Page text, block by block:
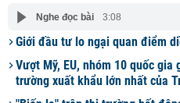
Nghe đọc bài 3:08
Giới đầu tư lo ngại quan điểm
Vượt Mỹ, EU, nhóm 10 quốc
trường xuất khẩu lớn nhất của